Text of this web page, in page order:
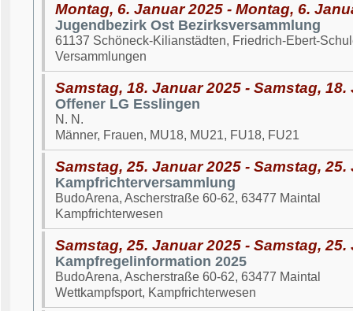
Montag, 6. Januar 2025 - Montag, 6.
Jugendbezirk Ost Bezirksversammlung
61137 Schöneck-Kilianstädten, Friedrich-Ebert-
Versammlungen
Samstag, 18. Januar 2025 - Samstag, 18.
Offener LG Esslingen
N. N.
Männer, Frauen, MU18, MU21, FU18, FU21
Samstag, 25. Januar 2025 - Samstag, 25.
Kampfrichterversammlung
BudoArena, Ascherstraße 60-62, 63477 Maintal
Kampfrichterwesen
Samstag, 25. Januar 2025 - Samstag, 25.
Kampfregelinformation 2025
BudoArena, Ascherstraße 60-62, 63477 Maintal
Wettkampfsport, Kampfrichterwesen